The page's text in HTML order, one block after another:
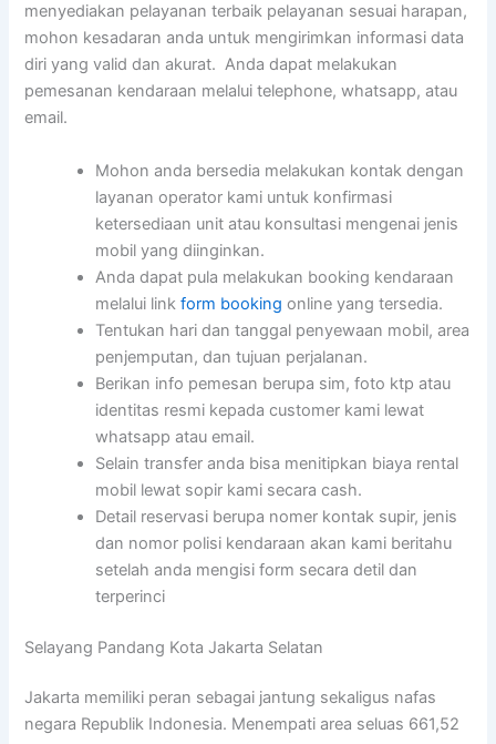
menyediakan pelayanan terbaik pelayanan sesuai harapan,
mohon kesadaran anda untuk mengirimkan informasi data
diri yang valid dan akurat. Anda dapat melakukan
pemesanan kendaraan melalui telephone, whatsapp, atau
email.
Mohon anda bersedia melakukan kontak dengan
layanan operator kami untuk konfirmasi
ketersediaan unit atau konsultasi mengenai jenis
mobil yang diinginkan.
Anda dapat pula melakukan booking kendaraan
melalui linkform booking online yang tersedia.
Tentukan hari dan tanggal penyewaan mobil, area
penjemputan, dan tujuan perjalanan.
Berikan info pemesan berupa sim, foto ktp atau
identitas resmi kepada customer kami lewat
whatsapp atau email.
Selain transfer anda bisa menitipkan biaya rental
mobil lewat sopir kami secara cash.
Detail reservasi berupa nomer kontak supir, jenis
dan nomor polisi kendaraan akan kami beritahu
setelah anda mengisi form secara detil dan
terperinci
Selayang Pandang Kota Jakarta Selatan
Jakarta memiliki peran sebagai jantung sekaligus nafas
negara Republik Indonesia. Menempati area seluas 661,52